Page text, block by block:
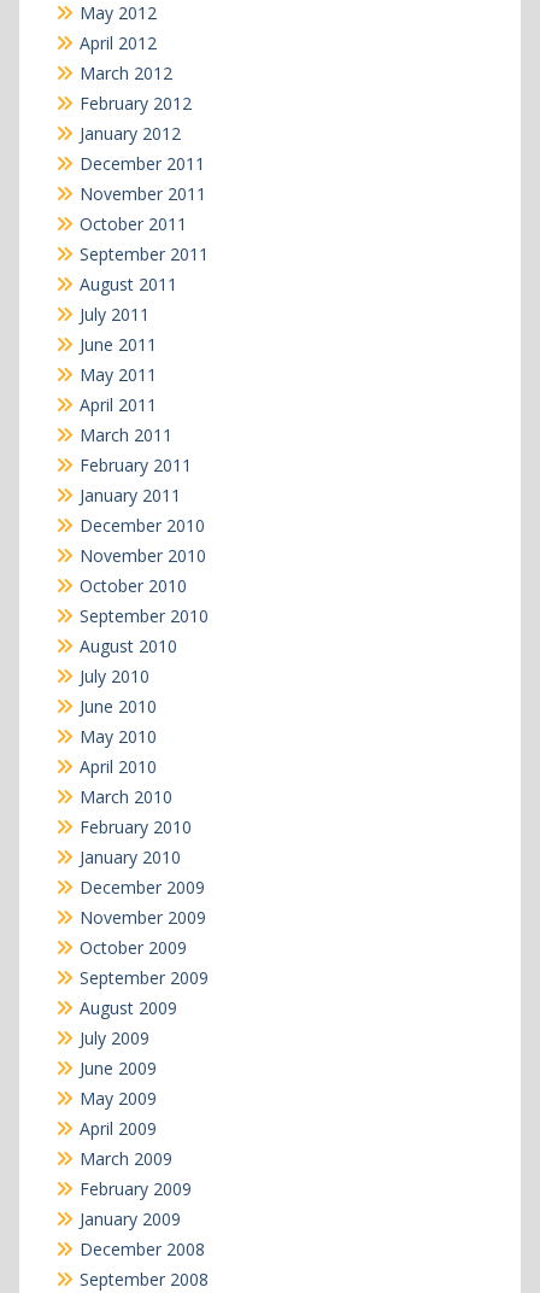
May 2012
April 2012
March 2012
February 2012
January 2012
December 2011
November 2011
October 2011
September 2011
August 2011
July 2011
June 2011
May 2011
April 2011
March 2011
February 2011
January 2011
December 2010
November 2010
October 2010
September 2010
August 2010
July 2010
June 2010
May 2010
April 2010
March 2010
February 2010
January 2010
December 2009
November 2009
October 2009
September 2009
August 2009
July 2009
June 2009
May 2009
April 2009
March 2009
February 2009
January 2009
December 2008
September 2008